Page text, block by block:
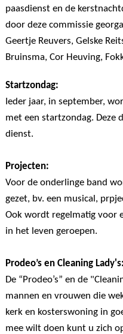
paasdienst en de
door deze commissie
Geertje Reuvers, Gelske
Bruinsma, Cor Heuving,
Startzondag:
Ieder jaar, in september,
met een startzondag. Deze
dienst.
Projecten:
Voor de onderlinge band
gezet, bv. een musical,
Ook wordt regelmatig voor
in het leven geroepen.
Prodeo’s en Cleaning Lady's:
De “Prodeo’s” en de
mannen en vrouwen die
kerk en kosterswoning in
mee wilt doen kunt u zich